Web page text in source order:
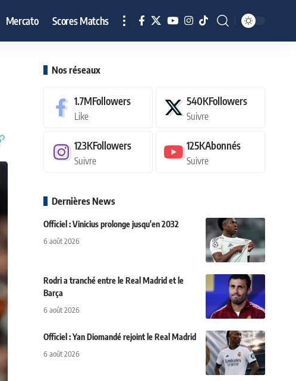
Mercato Scores Matchs
Nos réseaux
1.7MFollowers
Like
540KFollowers
Suivre
123KFollowers
Suivre
125KAbonnés
Suivre
Dernières News
Officiel : Vinicius prolonge jusqu'en 2032
6 août 2026
Rodri a tranché entre le Real Madrid et le
Barça
6 août 2026
Officiel : Yan Diomandé rejoint le Real Madrid
6 août 2026